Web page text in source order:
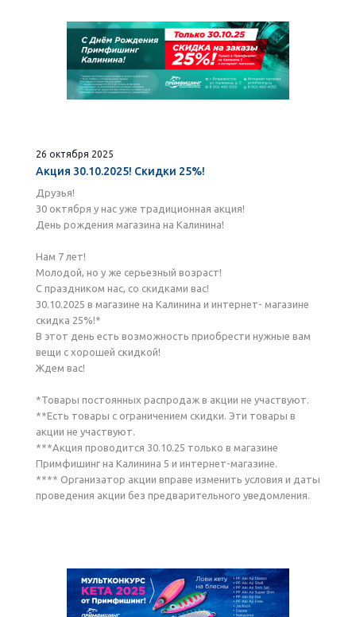
26 октября 2025
Акция 30.10.2025! Скидки 25%!
Друзья!
30 октября у нас уже традиционная акция!
День рождения магазина на Калинина!
Нам 7 лет!
Молодой, но у же серьезный возраст!
С праздником нас, со скидками вас!
30.10.2025 в магазине на Калинина и интернет- магазине
скидка 25%!*
В этот день есть возможность приобрести нужные вам
вещи с хорошей скидкой!
Ждем вас!
*Товары постоянных распродаж в акции не участвуют.
**Есть товары с ограничением скидки. Эти товары в
акции не участвуют.
***Акция проводится 30.10.25 только в магазине
Примфишинг на Калинина 5 и интернет-магазине.
**** Организатор акции вправе изменить условия и даты
проведения акции без предварительного уведомления.